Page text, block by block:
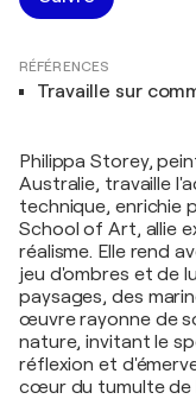
RÉFÉRENCES
Travaille sur
Philippa Storey,
Australie, travaille
technique, enrichie
School of Art, allie
réalisme. Elle rend
jeu d'ombres et de
paysages, des
œuvre rayonne de
nature, invitant le
réflexion et
cœur du tumulte de